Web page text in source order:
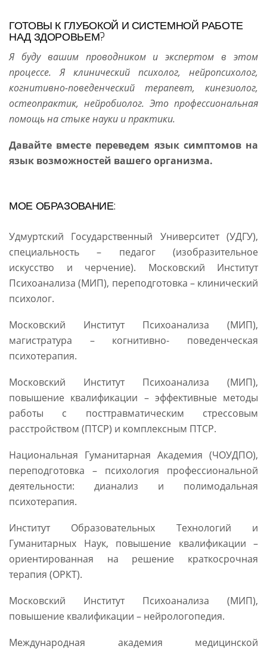
ГОТОВЫ К ГЛУБОКОЙ И СИСТЕМНОЙ РАБОТЕ
НАД ЗДОРОВЬЕМ?
Я буду вашим проводником и экспертом в этом
процессе. Я клинический психолог, нейропсихолог,
когнитивно-поведенческий терапевт, кинезиолог,
остеопрактик, нейробиолог. Это профессиональная
помощь на стыке науки и практики.
Давайте вместе переведем язык симптомов на
язык возможностей вашего организма.
МОЕ ОБРАЗОВАНИЕ:
Удмуртский Государственный Университет (УДГУ),
специальность – педагог (изобразительное
искусство и черчение). Московский Институт
Психоанализа (МИП), переподготовка – клинический
психолог.
Московский Институт Психоанализа (МИП),
магистратура – когнитивно- поведенческая
психотерапия.
Московский Институт Психоанализа (МИП),
повышение квалификации – эффективные методы
работы с посттравматическим стрессовым
расстройством (ПТСР) и комплексным ПТСР.
Национальная Гуманитарная Академия (ЧОУДПО),
переподготовка – психология профессиональной
деятельности: дианализ и полимодальная
психотерапия.
Институт Образовательных Технологий и
Гуманитарных Наук, повышение квалификации –
ориентированная на решение краткосрочная
терапия (ОРКТ).
Московский Институт Психоанализа (МИП),
повышение квалификации – нейрологопедия.
Международная академия медицинской